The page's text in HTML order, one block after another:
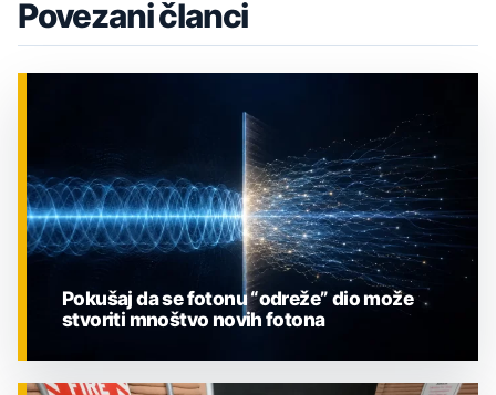
Povezani članci
Pokušaj da se fotonu “odreže” dio može
stvoriti mnoštvo novih fotona